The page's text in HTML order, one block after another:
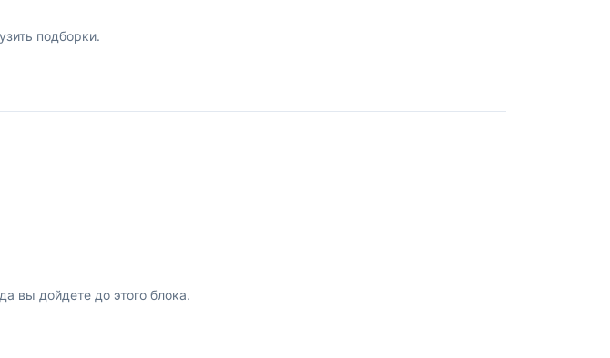
подборки.
вы дойдете до этого блока.